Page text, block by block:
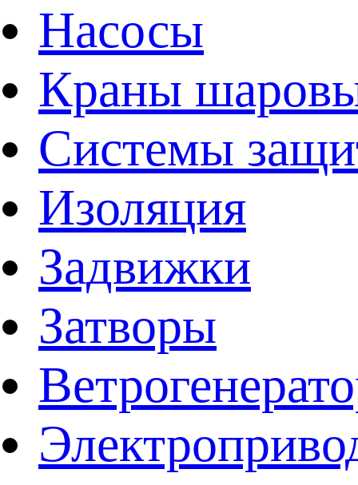
Насосы
Краны
Системы
Изоляция
Задвижки
Затворы